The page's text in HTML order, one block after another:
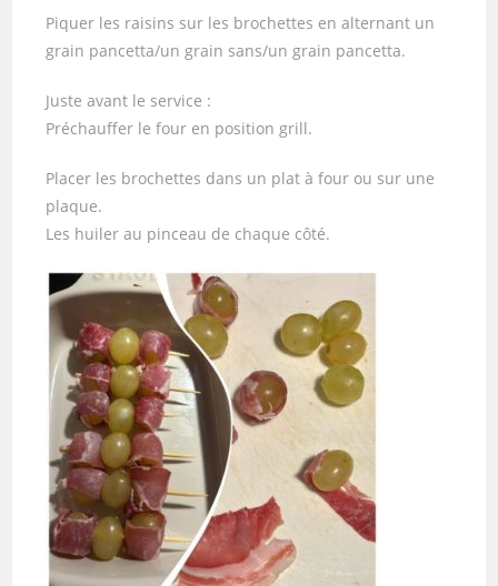
Piquer les raisins sur les brochettes en alternant un
grain pancetta/un grain sans/un grain pancetta.
Juste avant le service :
Préchauffer le four en position grill.
Placer les brochettes dans un plat à four ou sur une
plaque.
Les huiler au pinceau de chaque côté.